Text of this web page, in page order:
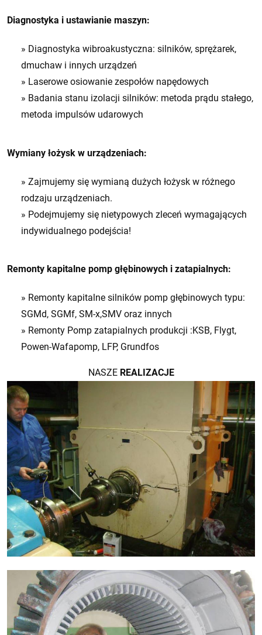
Diagnostyka i ustawianie maszyn:
» Diagnostyka wibroakustyczna: silników, sprężarek,
dmuchaw i innych urządzeń
» Laserowe osiowanie zespołów napędowych
» Badania stanu izolacji silników: metoda prądu stałego,
metoda impulsów udarowych
Wymiany łożysk w urządzeniach:
» Zajmujemy się wymianą dużych łożysk w różnego
rodzaju urządzeniach.
» Podejmujemy się nietypowych zleceń wymagających
indywidualnego podejścia!
Remonty kapitalne pomp głębinowych i zatapialnych:
» Remonty kapitalne silników pomp głębinowych typu:
SGMd, SGMf, SM-x,SMV oraz innych
» Remonty Pomp zatapialnych produkcji :KSB, Flygt,
Powen-Wafapomp, LFP, Grundfos
NASZE REALIZACJE